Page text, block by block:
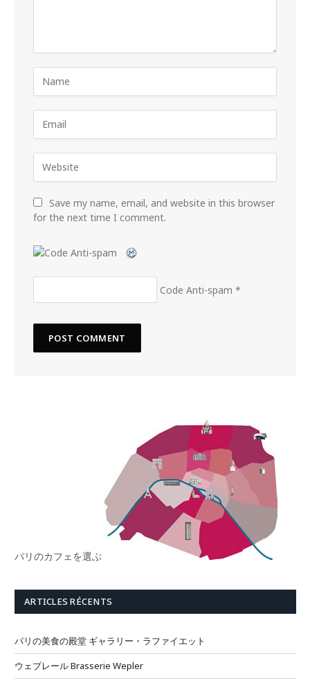
Save my name, email, and website in this browser
for the next time I comment.
Code Anti-spam *
パリのカフェを選ぶ
ARTICLES RÉCENTS
パリの美食の殿堂 ギャラリー・ラファイエット
ウェプレール Brasserie Wepler